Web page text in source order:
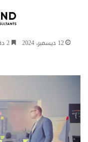
12 ديسمبر، 2024